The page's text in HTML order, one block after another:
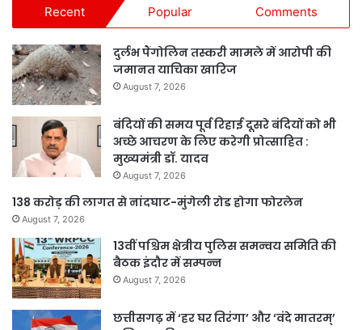
Recent Popular Comments
दुर्लभ पैंगोलिन तस्करी मामले में आरोपी की
जमानत याचिका खारिज
August 7, 2026
बंदियों की समय पूर्व रिहाई दूसरे बंदियों को भी
अच्छे आचरण के लिए करेगी प्रोत्साहित :
मुख्यमंत्री डॉ. यादव
August 7, 2026
138 करोड़ की लागत से नांदघाट-मुंगेली रोड होगा फोरलेन
August 7, 2026
13वीं पश्चिम क्षेत्रीय पुलिस समन्वय समिति की
बैठक इंदौर में सम्पन्न
August 7, 2026
छत्तीसगढ़ में ‘हर घर तिरंगा’ और ‘वंदे मातरम्’